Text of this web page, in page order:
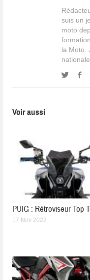
suis un
moto
la Moto.
Voir aussi
PUIG : Rétroviseur Top
17 Nov 2022